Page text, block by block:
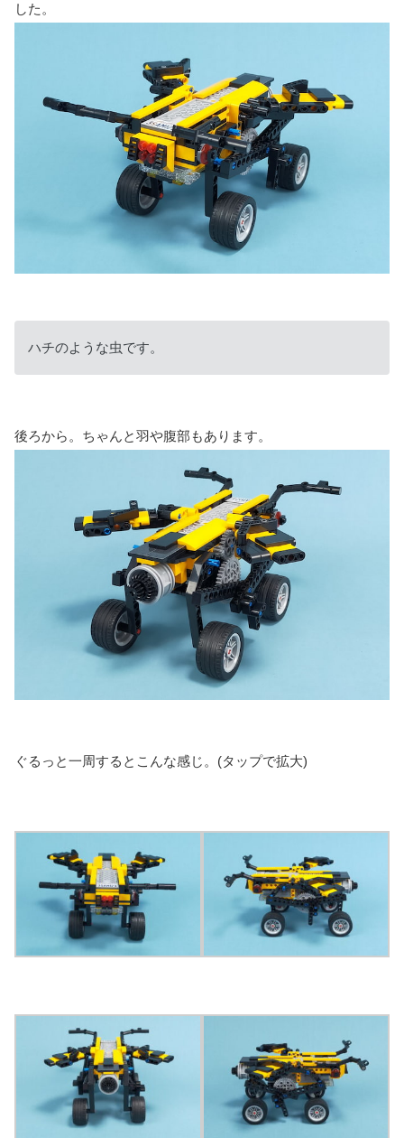
した。
ハチのような虫です。
後ろから。ちゃんと羽や腹部もあります。
ぐるっと一周するとこんな感じ。(タップで拡大)